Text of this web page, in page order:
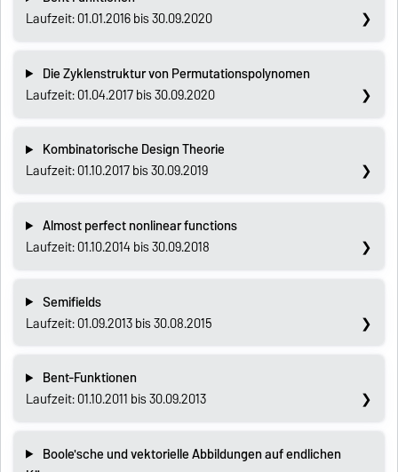
Laufzeit: 01.01.2016 bis 30.09.2020
Die Zyklenstruktur von Permutationspolynomen
Laufzeit: 01.04.2017 bis 30.09.2020
Kombinatorische Design Theorie
Laufzeit: 01.10.2017 bis 30.09.2019
Almost perfect nonlinear functions
Laufzeit: 01.10.2014 bis 30.09.2018
Semifields
Laufzeit: 01.09.2013 bis 30.08.2015
Bent-Funktionen
Laufzeit: 01.10.2011 bis 30.09.2013
Boole'sche und vektorielle Abbildungen auf endlichen